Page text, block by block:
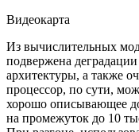
Видеокарта
Из вычислительных
подвержена
архитектуры, а также
процессор, по сути,
хорошо описывающее
на промежуток до 10